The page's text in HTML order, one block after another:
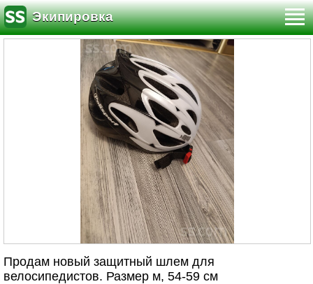
Экипировка
Продам новый защитный шлем для
велосипедистов. Размер м, 54-59 см